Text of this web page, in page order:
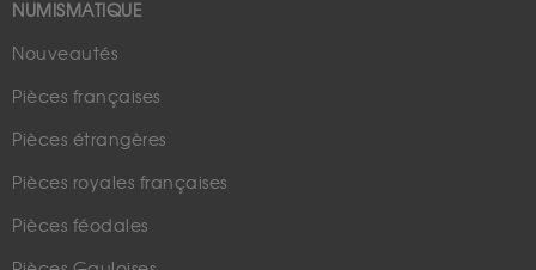
NUMISMATIQUE
Nouveautés
Pièces françaises
Pièces étrangères
Pièces royales françaises
Pièces féodales